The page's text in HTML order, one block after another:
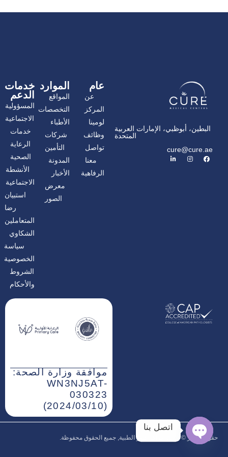
البطين، أبوظبي، الإمارات العربية
المتحدة
cure@cure.ae
ف
ي
ا
ن
ل
ي
عام
عن
المركز
لومينا
وظائف
تواصل
معنا
الرفاهية
الموارد
المواقع
التخصصات
الأطباء
شركات
التأمين
المدونة
الأخبار
معرض
الصور
خدمات
الدعم
المسؤولية
الاجتماعية
خدمات
الرعاية
الصحية
الأنشطة
الاجتماعية
استبيان
رضا
المتعاملين
الشكاوي
سياسة
الخصوصية
الشروط
والأحكام
موافقة وزارة الصحة:
WN3NJ5AT-
030323
(2024/03/10)
حقوق النشر © 2026‎ مراكز كيور الطبية, جميع الحقوق محفوظة.
اتصل بنا